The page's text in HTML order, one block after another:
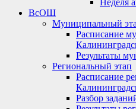
Неделя
ВсОШ
Муниципальный
Расписание
Результаты
Региональный этап
Расписание
Разбор